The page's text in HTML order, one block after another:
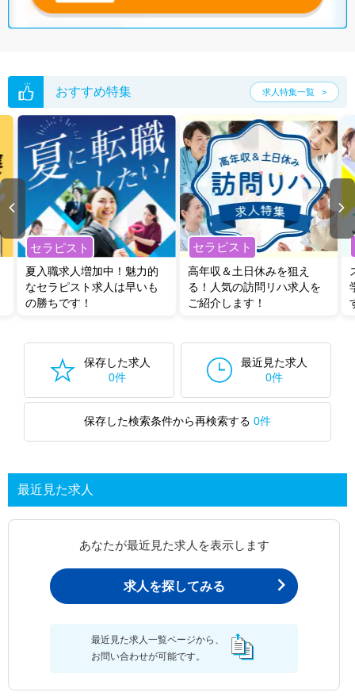
おすすめ特集 求人特集一覧
セラピスト
夏入職求人増加中！魅力的
なセラピスト求人は早いも
の勝ちです！
セラピスト
高年収＆土日休みを狙え
る！人気の訪問リハ求人を
ご紹介します！
保存した求人
0件
最近見た求人
0件
保存した検索条件から再検索する 0件
最近見た求人
あなたが最近見た求人を表示します
求人を探してみる
最近見た求人一覧ページから、
お問い合わせが可能です。